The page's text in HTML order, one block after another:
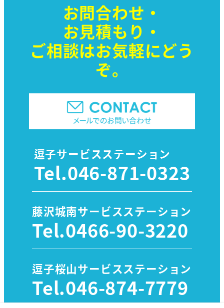
お問合わせ・
お見積もり・
ご相談はお気軽にどう
ぞ。
逗子サービスステーション
Tel.046-871-0323
藤沢城南サービスステーション
Tel.0466-90-3220
逗子桜山サービスステーション
Tel.046-874-7779